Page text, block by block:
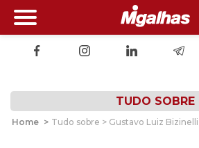
TUDO SOBRE
Home > Tudo sobre > Gustavo Luiz Bizinelli